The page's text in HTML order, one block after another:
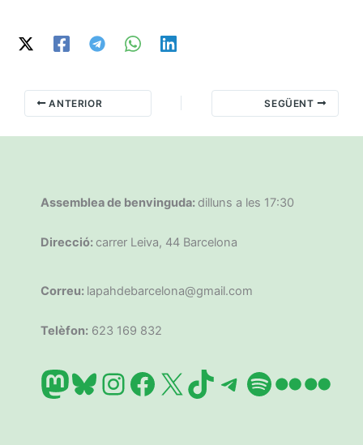
ANTERIOR SEGÜENT
Assemblea de benvinguda: dilluns a les 17:30
Direcció: carrer Leiva, 44 Barcelona
Correu: lapahdebarcelona@gmail.com
Telèfon: 623 169 832
Mastodon
Bluesky
Instagram
Facebook
X TikTok
Telegram
Spotify
Flickr